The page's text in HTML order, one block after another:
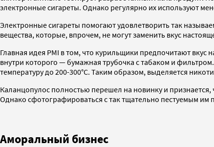
электронные сигареты. Однако регулярно их используют
Электронные сигареты помогают удовлетворить так
вещества, которые, впрочем, не могут заменить вкус
Главная идея PMI в том, что курильщики предпочитают
внутри которого — бумажная трубочка с табаком и
температуру до 200-300°С. Таким образом, выделяется
Каланцопулос полностью перешел на новинку и признается,
Однако сфотографироваться с так тщательно пестуемым им
Аморальный бизнес